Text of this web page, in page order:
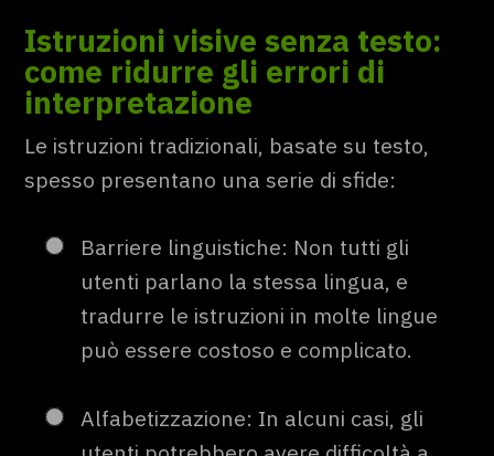
Istruzioni visive senza testo:
come ridurre gli errori di
interpretazione
Le istruzioni tradizionali, basate su testo,
spesso presentano una serie di sfide:
Barriere linguistiche: Non tutti gli
utenti parlano la stessa lingua, e
tradurre le istruzioni in molte lingue
può essere costoso e complicato.
Alfabetizzazione: In alcuni casi, gli